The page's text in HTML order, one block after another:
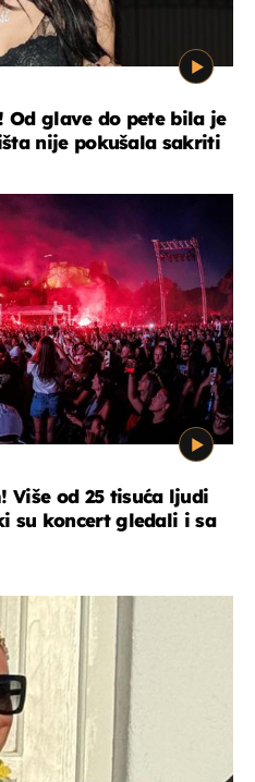
glave do pete bila je
nije pokušala sakriti
Više od 25 tisuća ljudi
su koncert gledali i sa